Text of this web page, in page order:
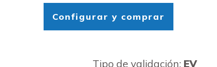
Configurar y comprar
Tipo de validación: EV